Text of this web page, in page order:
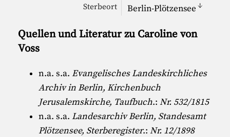
Sterbeort Berlin-Plötzensee ↓
Quellen und Literatur zu Caroline von
Voss
n.a. s.a. Evangelisches Landeskirchliches
Archiv in Berlin, Kirchenbuch
Jerusalemskirche, Taufbuch.:Nr. 532/1815
n.a. s.a. Landesarchiv Berlin, Standesamt
Plötzensee, Sterberegister.:Nr. 12/1898